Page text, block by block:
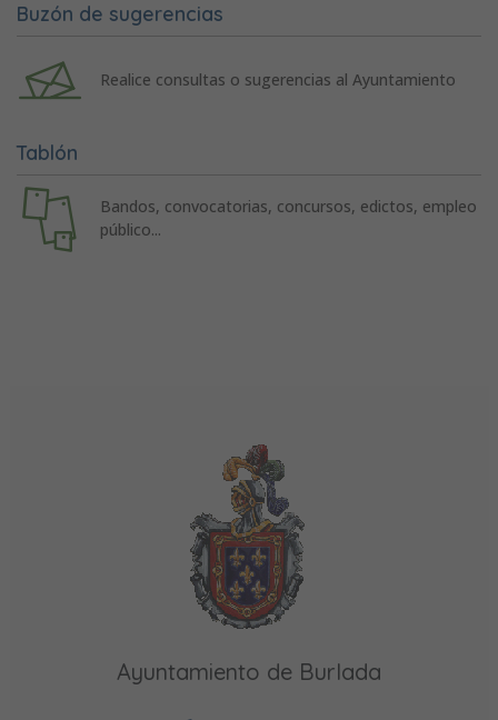
Buzón de sugerencias
Realice consultas o sugerencias al Ayuntamiento
Tablón
Bandos, convocatorias, concursos, edictos, empleo
público...
Ayuntamiento de Burlada